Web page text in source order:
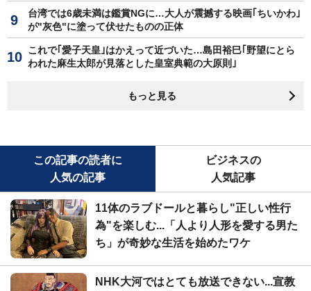
台湾では6歳未満は鑑賞NGに…大人が震撼する映画｢ちいかわ｣
が"灰色"に塗って伏せたものの正体
これで｢愛子天皇｣はかえって近づいた…島田裕巳｢野望にとら
われた麻生太郎が見落とした皇室典範の大原則｣
もっと見る
この記事の読者に
人気の記事
ビジネスの
人気記事
11体のラブドールと暮らし"正しい性行
為"を楽しむ...「人より人形を愛する男た
ち」が奇妙な生活を始めたワケ
NHK大河ではとても放送できない...宣教